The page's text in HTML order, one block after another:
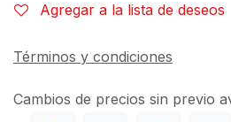
Agregar a la lista de deseos
Términos y condiciones
Cambios de precios sin previo